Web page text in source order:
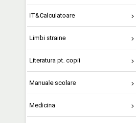
IT&Calculatoare
Limbi straine
Literatura pt. copii
Manuale scolare
Medicina